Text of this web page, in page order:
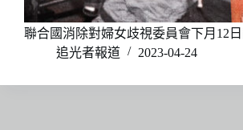
聯合國消除對婦女歧視委員會下月12
追光者報道
2023-04-24